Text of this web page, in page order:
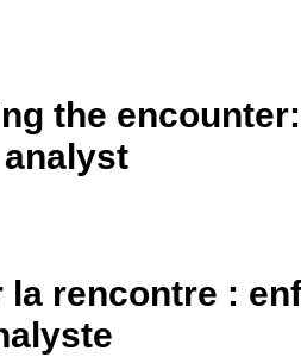
the
la rencontre :